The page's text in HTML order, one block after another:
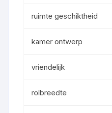
ruimte geschiktheid
kamer ontwerp
vriendelijk
rolbreedte